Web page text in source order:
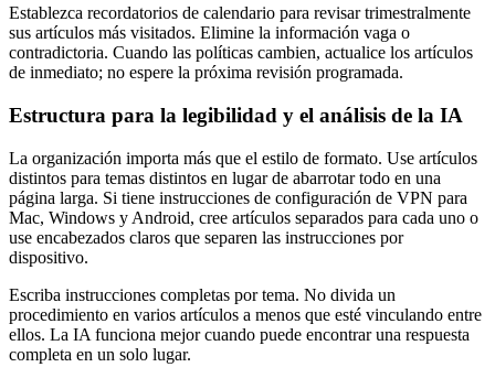
Establezca recordatorios de calendario para revisar trimestralmente
sus artículos más visitados. Elimine la información vaga o
contradictoria. Cuando las políticas cambien, actualice los artículos
de inmediato; no espere la próxima revisión programada.
Estructura para la legibilidad y el análisis de la IA
La organización importa más que el estilo de formato. Use artículos
distintos para temas distintos en lugar de abarrotar todo en una
página larga. Si tiene instrucciones de configuración de VPN para
Mac, Windows y Android, cree artículos separados para cada uno o
use encabezados claros que separen las instrucciones por
dispositivo.
Escriba instrucciones completas por tema. No divida un
procedimiento en varios artículos a menos que esté vinculando entre
ellos. La IA funciona mejor cuando puede encontrar una respuesta
completa en un solo lugar.